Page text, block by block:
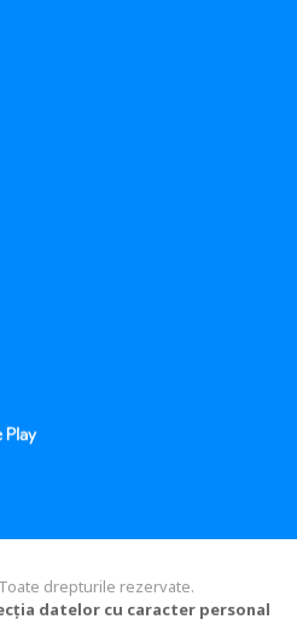
drepturile rezervate.
datelor cu caracter personal